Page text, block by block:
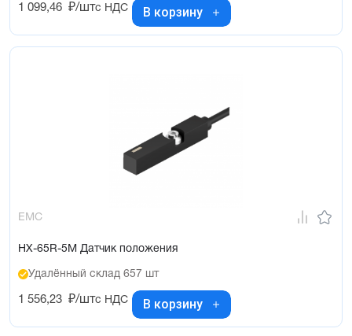
1 099,46 ₽/штс НДС В корзину
EMC
HX-65R-5M Датчик положения
Удалённый склад 657 шт
1 556,23 ₽/штс НДС В корзину